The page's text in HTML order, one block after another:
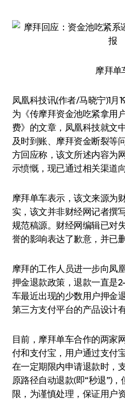
摩拜单
凤凰科技讯(作者/马晓宁)1月
为《传摩拜资金池吃紧拿用
费》的文章，凤凰科技就文
及时到账、摩拜资金断裂等
方回应称，该文所述内容为
示愤慨，现已通过相关渠道
摩拜单车表示，该文来源为
实，该文并非财经网记者撰
规范稿源。财经网编辑已对
誉的影响表达了歉意，并已
摩拜的工作人员进一步向凤
押金退款政策，退款一直是
车最近出现的少数用户押金
第三方支付平台的产品设计有
目前，摩拜单车合作的两家
付和支付宝，用户通过支付
在一定期限内申请退款时，
原路径自动退款(即“秒退”)
限，为谨慎处理，保证用户